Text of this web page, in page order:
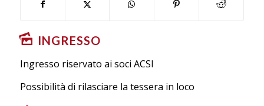
INGRESSO
Ingresso riservato ai soci ACSI
Possibilità di rilasciare la tessera in loco